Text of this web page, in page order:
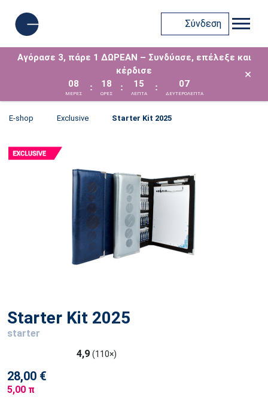
Σύνδεση
Αγόρασε 3, πάρε 1 ΔΩΡΕΑΝ – Συνδύασε, επέλεξε και
κέρδισε
08
ΜΈΡΕΣ
: 18
ΩΡΕΣ
: 15
ΛΕΠΤΑ
: 07
ΔΕΥΤΕΡΟΛΕΠΤΑ
×
E-shop Exclusive Starter Kit 2025
Starter Kit 2025
starter
4,9 (110×)
28,00 €
5,00 π